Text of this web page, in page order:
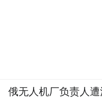
俄无人机厂负责人